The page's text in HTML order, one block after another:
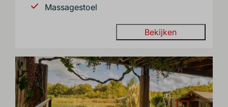
Massagestoel
Bekijken